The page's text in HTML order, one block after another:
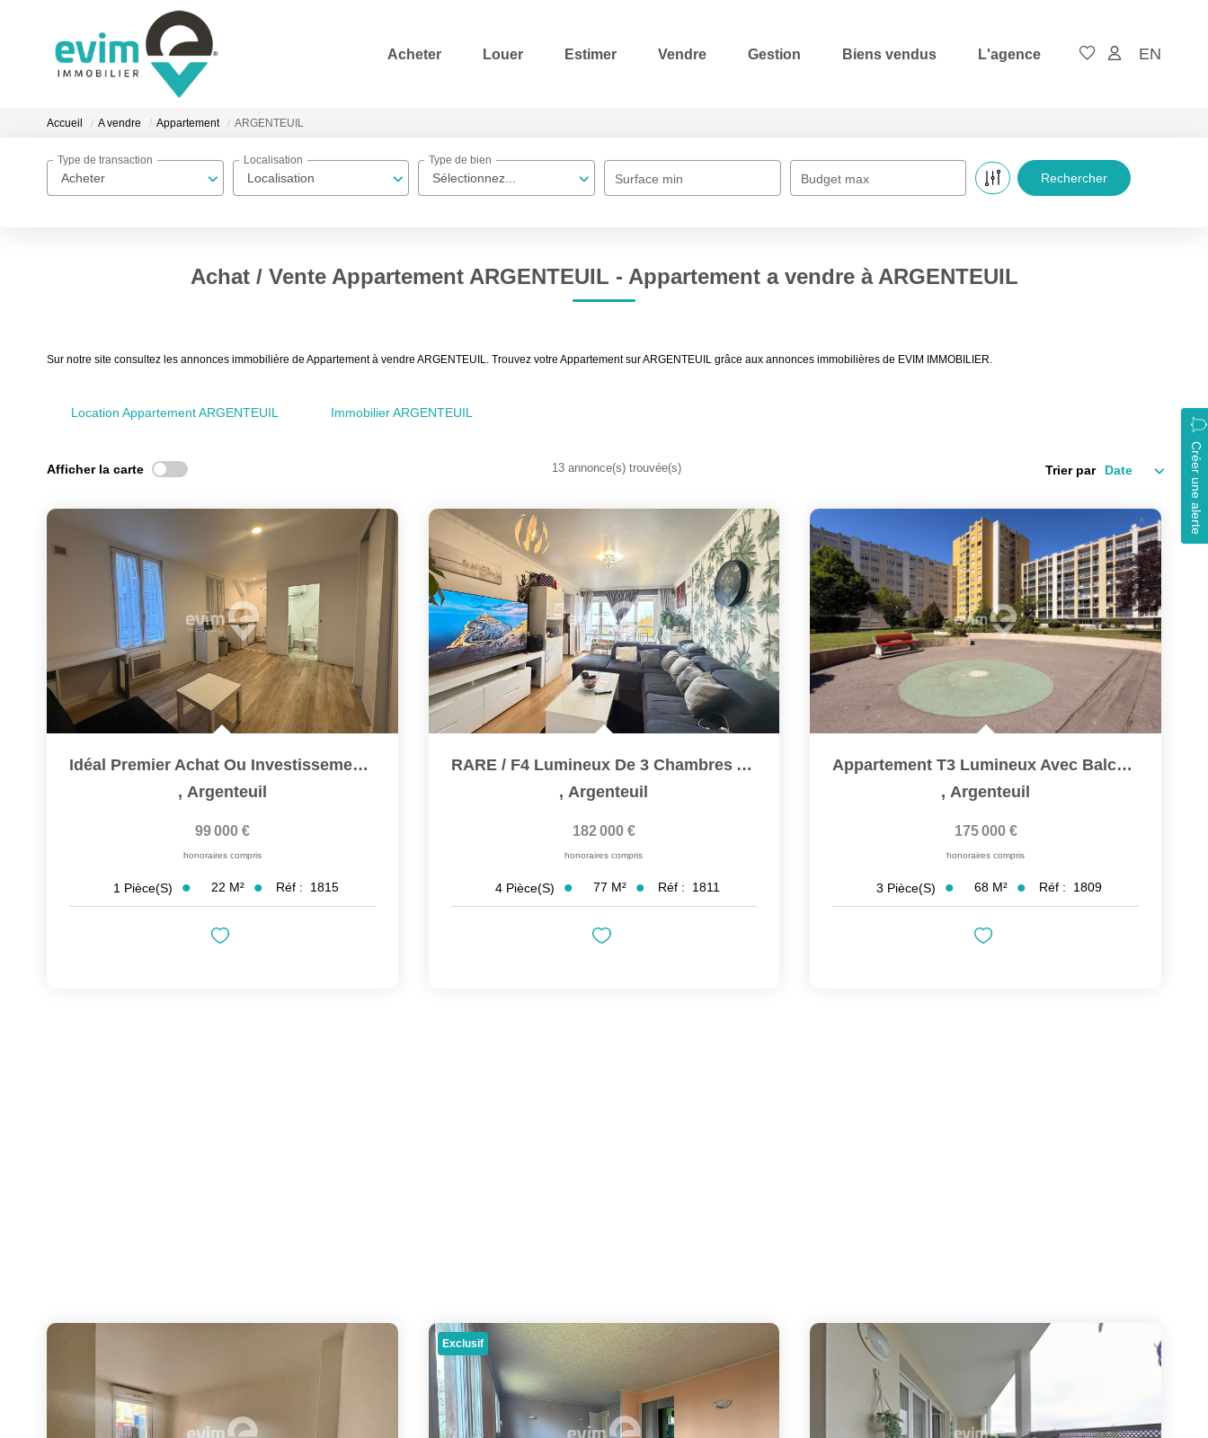
Acheter Louer Estimer Vendre Gestion Biens vendus L'agence EN
Accueil A vendre Appartement ARGENTEUIL
Acheter
Type de transaction
Localisation
Localisation
Sélectionnez...
Type de bien
Surface min Budget max
Achat / Vente Appartement ARGENTEUIL - Appartement a vendre à ARGENTEUIL
Sur notre site consultez les annonces immobilière de Appartement à vendre ARGENTEUIL. Trouvez votre Appartement sur ARGENTEUIL grâce aux annonces immobilières de EVIM IMMOBILIER.
Location Appartement ARGENTEUIL Immobilier ARGENTEUIL
Créer une alerte
Afficher la carte 13 annonce(s) trouvée(s) Trier par
Idéal Premier Achat Ou Investissement Locatif
, Argenteuil
99 000 €
honoraires compris
1 Pièce(s) 22 M² Réf : 1815
RARE / F4 Lumineux De 3 Chambres Avec Balcon, Parking &...
,Argenteuil
182 000 €
honoraires compris
4 Pièce(s) 77 M² Réf : 1811
Appartement T3 Lumineux Avec Balcon, Parking & Cave ? À 5...
,Argenteuil
175 000 €
honoraires compris
3 Pièce(s) 68 M² Réf : 1809
Exclusif